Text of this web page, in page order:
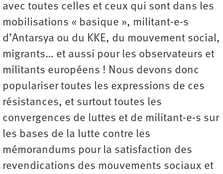
avec toutes celles et ceux qui sont dans les
mobilisations « basique », militant-e-s
d’Antarsya ou du KKE, du mouvement social,
migrants… et aussi pour les observateurs et
militants européens ! Nous devons donc
populariser toutes les expressions de ces
résistances, et surtout toutes les
convergences de luttes et de militant-e-s sur
les bases de la lutte contre les
mémorandums pour la satisfaction des
revendications des mouvements sociaux et